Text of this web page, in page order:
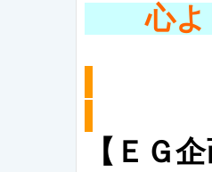
心より
【ＥＧ